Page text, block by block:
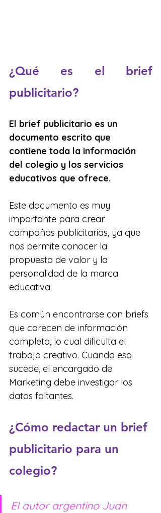
¿Qué es el brief
publicitario?
El brief publicitario es un
documento escrito que
contiene toda la información
del colegio y los servicios
educativos que ofrece.
Este documento es muy
importante para crear
campañas publicitarias, ya que
nos permite conocer la
propuesta de valor y la
personalidad de la marca
educativa.
Es común encontrarse con briefs
que carecen de información
completa, lo cual dificulta el
trabajo creativo. Cuando eso
sucede, el encargado de
Marketing debe investigar los
datos faltantes.
¿Cómo redactar un brief
publicitario para un
colegio?
El autor argentino Juan